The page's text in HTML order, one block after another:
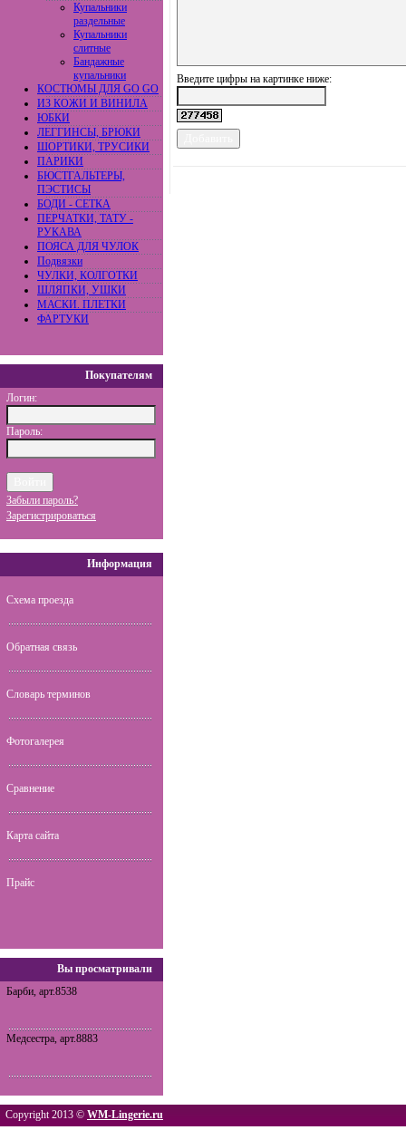
Купальники
раздельные
Купальники
слитные
Бандажные
купальники
КОСТЮМЫ ДЛЯ GO GO
ИЗ КОЖИ И ВИНИЛА
ЮБКИ
ЛЕГГИНСЫ, БРЮКИ
ШОРТИКИ, ТРУСИКИ
ПАРИКИ
БЮСТГАЛЬТЕРЫ,
ПЭСТИСЫ
БОДИ - СЕТКА
ПЕРЧАТКИ, ТАТУ -
РУКАВА
ПОЯСА ДЛЯ ЧУЛОК
Подвязки
ЧУЛКИ, КОЛГОТКИ
ШЛЯПКИ, УШКИ
МАСКИ. ПЛЕТКИ
ФАРТУКИ
Покупателям
Логин:
Пароль:
Забыли пароль?
Зарегистрироваться
Информация
Схема проезда
Обратная связь
Словарь терминов
Фотогалерея
Сравнение
Карта сайта
Прайс
Вы просматривали
Барби, арт.8538
Медсестра, арт.8883
Введите цифры на картинке ниже:
Copyright 2013 © WM-Lingerie.ru